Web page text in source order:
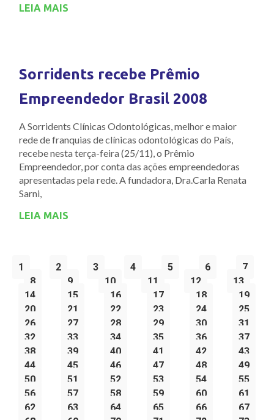
LEIA MAIS
Sorridents recebe Prêmio
Empreendedor Brasil 2008
A Sorridents Clínicas Odontológicas, melhor e maior
rede de franquias de clínicas odontológicas do País,
recebe nesta terça-feira (25/11), o Prêmio
Empreendedor, por conta das ações empreendedoras
apresentadas pela rede. A fundadora, Dra.Carla Renata
Sarni,
LEIA MAIS
1 2 3 4 5 6
7
8
9 10 11 12
13
14
15 16 17 18
19
20
21 22 23 24
25
26
27 28 29 30
31
32
33 34 35 36
37
38
39 40 41 42
43
44
45 46 47 48
49
50
51 52 53 54
55
56
57 58 59 60
61
62
63 64 65 66
67